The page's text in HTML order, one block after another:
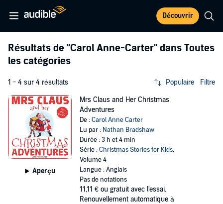
Découvrir
Résultats de "Carol Anne-Carter" dans Toutes
les catégories
1 - 4 sur 4 résultats Populaire Filtre
Aperçu
Mrs Claus and Her Christmas
Adventures
De :Carol Anne Carter
Lu par : Nathan Bradshaw
Durée : 3 h et 4 min
Série :Christmas Stories for Kids,
Volume 4
Langue : Anglais
Pas de notations
11,11 € ou gratuit avec l'essai.
Renouvellement automatique à